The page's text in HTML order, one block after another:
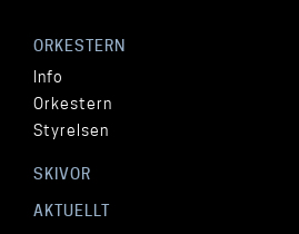
ORKESTERN
Info
Orkestern
Styrelsen
SKIVOR
AKTUELLT